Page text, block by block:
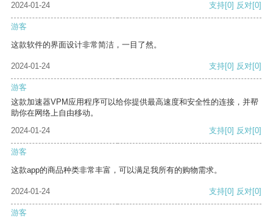
2024-01-24 支持[0] 反对[0]
游客
这款软件的界面设计非常简洁，一目了然。
2024-01-24 支持[0] 反对[0]
游客
这款加速器VPM应用程序可以给你提供最高速度和安全性的连接，并帮
助你在网络上自由移动。
2024-01-24
支持[0] 反对[0]
游客
这款app的商品种类非常丰富，可以满足我所有的购物需求。
2024-01-24 支持[0] 反对[0]
游客